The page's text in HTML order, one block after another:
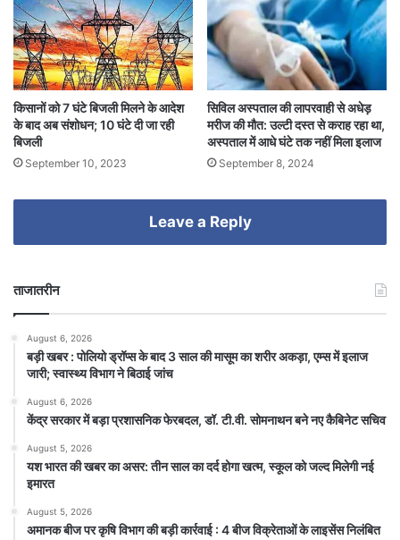
किसानों को 7 घंटे बिजली मिलने के आदेश
के बाद अब संशोधन; 10 घंटे दी जा रही
बिजली
September 10, 2023
सिविल अस्पताल की लापरवाही से अधेड़
मरीज की मौत: उल्टी दस्त से कराह रहा था,
अस्पताल में आधे घंटे तक नहीं मिला इलाज
September 8, 2024
Leave a Reply
ताजातरीन
August 6, 2026
बड़ी खबर : पोलियो ड्रॉप्स के बाद 3 साल की मासूम का शरीर अकड़ा, एम्स में इलाज
जारी; स्वास्थ्य विभाग ने बिठाई जांच
August 6, 2026
केंद्र सरकार में बड़ा प्रशासनिक फेरबदल, डॉ. टी.वी. सोमनाथन बने नए कैबिनेट सचिव
August 5, 2026
यश भारत की खबर का असर: तीन साल का दर्द होगा खत्म, स्कूल को जल्द मिलेगी नई
इमारत
August 5, 2026
अमानक बीज पर कृषि विभाग की बड़ी कार्रवाई : 4 बीज विक्रेताओं के लाइसेंस निलंबित